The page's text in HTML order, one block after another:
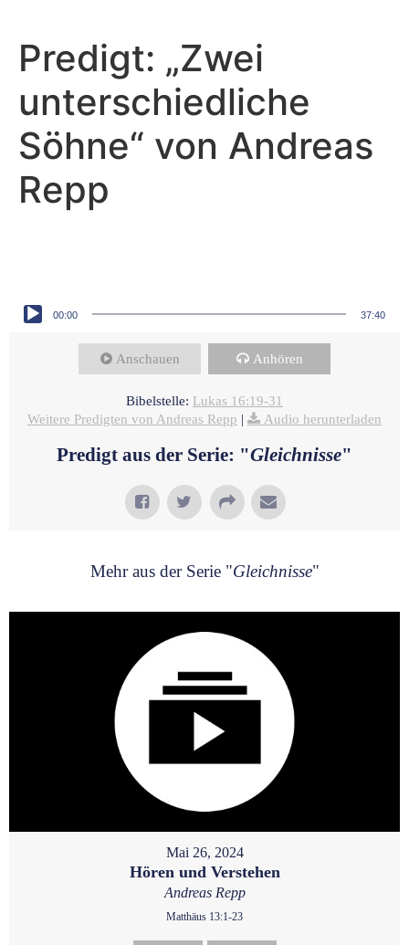
Predigt: „Zwei
unterschiedliche
Söhne“ von Andreas
Repp
00:00 37:40
Anschauen Anhören
Bibelstelle: Lukas 16:19-31
Weitere Predigten von Andreas Repp | Audio herunterladen
Predigt aus der Serie: "Gleichnisse"
Mehr aus der Serie "Gleichnisse"
Mai 26, 2024
Hören und Verstehen
Andreas Repp
Matthäus 13:1-23